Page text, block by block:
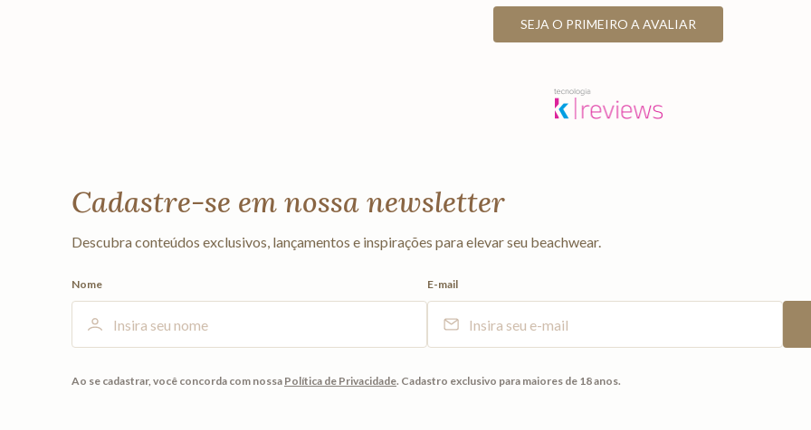
SEJA O PRIMEIRO A AVALIAR
Cadastre-se em nossa newsletter
Descubra conteúdos exclusivos, lançamentos e inspirações para elevar seu beachwear.
Nome E-mail
Ao se cadastrar, você concorda com nossa Política de Privacidade. Cadastro exclusivo para maiores de 18 anos.